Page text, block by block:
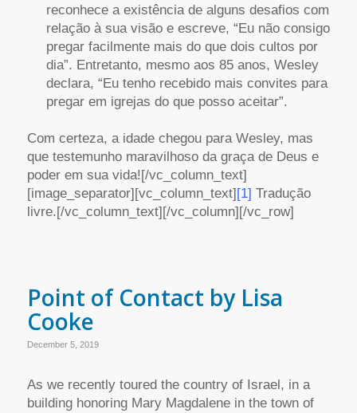
reconhece a existência de alguns desafios com
relação à sua visão e escreve, “Eu não consigo
pregar facilmente mais do que dois cultos por
dia”. Entretanto, mesmo aos 85 anos, Wesley
declara, “Eu tenho recebido mais convites para
pregar em igrejas do que posso aceitar”.
Com certeza, a idade chegou para Wesley, mas
que testemunho maravilhoso da graça de Deus e
poder em sua vida![/vc_column_text]
[image_separator][vc_column_text] [1] Tradução
livre.[/vc_column_text][/vc_column][/vc_row]
Point of Contact by Lisa
Cooke
December 5, 2019
As we recently toured the country of Israel, in a
building honoring Mary Magdalene in the town of